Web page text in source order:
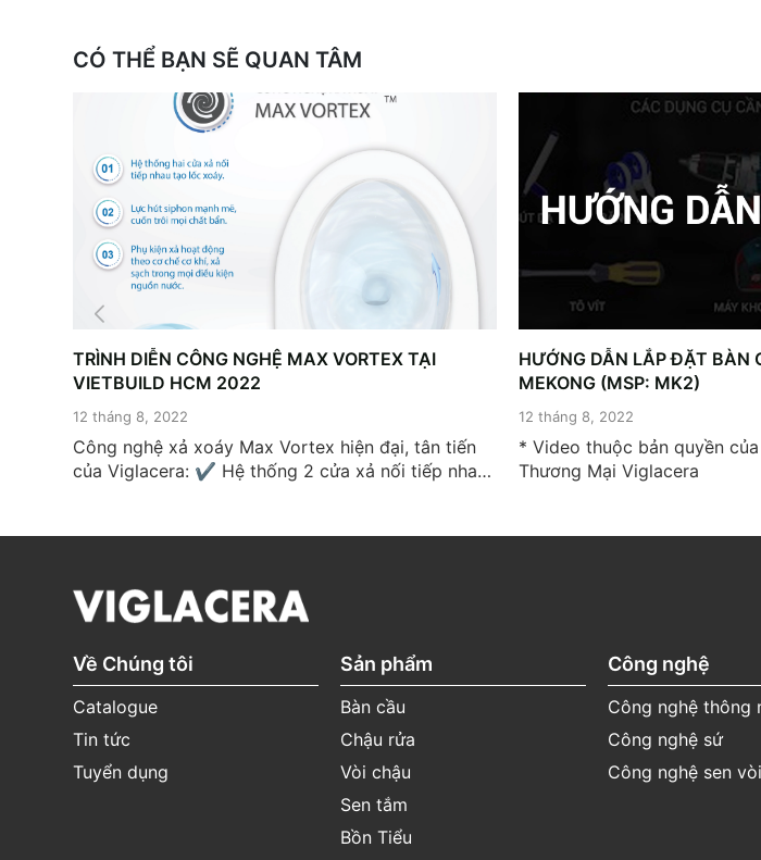
CÓ THỂ BẠN SẼ QUAN TÂM
TRÌNH DIỄN CÔNG NGHỆ MAX VORTEX TẠI
VIETBUILD HCM 2022
12 tháng 8, 2022
Công nghệ xả xoáy Max Vortex hiện đại, tân tiến
của Viglacera: ✔ Hệ thống 2 cửa xả nối tiếp nhau
cơ chế cơ khí, xả sạch trong mọi điều kiện nguồn...
HƯỚNG DẪN LẮP ĐẶT BÀN
MEKONG (MSP: MK2)
12 tháng 8, 2022
* Video thuộc bản quyền
Thương Mại Viglacera
Về Chúng tôi
Catalogue
Tin tức
Tuyển dụng
Sản phẩm
Bàn cầu
Chậu rửa
Vòi chậu
Sen tắm
Bồn Tiểu
Công nghệ
Công nghệ thông
Công nghệ sứ
Công nghệ sen vòi